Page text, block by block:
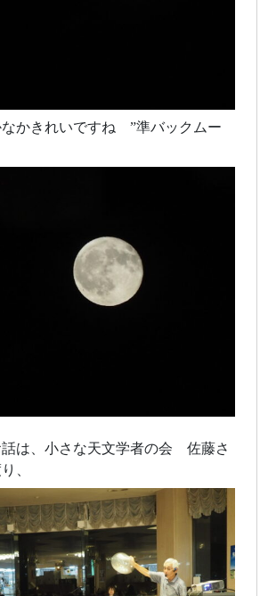
かきれいですね ”準バックムー
話は、小さな天文学者の会 佐藤さ
、